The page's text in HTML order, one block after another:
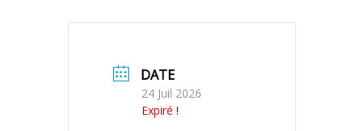
DATE
24 Juil 2026
Expiré !